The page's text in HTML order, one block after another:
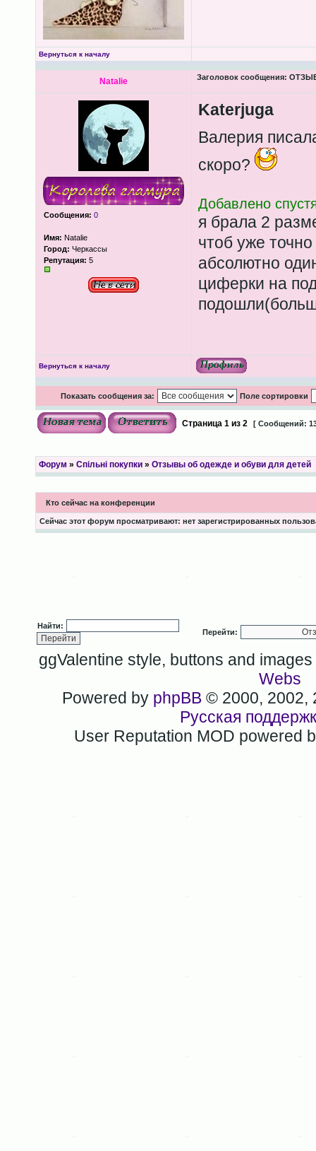
Вернуться к началу
Natalie Заголовок сообщения:
Сообщения: 0
Имя: Natalie
Город: Черкассы
Репутация: 5
Katerjuga
Валерия
скоро?
Добавлено
я брала 2
чтоб уже
абсолютно
циферки на
Вернуться к началу
Показать сообщения за: Поле сортировки
Страница 1из 2 [ Сообщений:
Форум » Спільні покупки» Отзывы об одежде и обуви для детей
Кто сейчас на конференции
Сейчас этот форум просматривают: нет зарегистрированных
Найти:
Перейти:
ggValentine style, buttons and
Webs
Powered by phpBB © 2000, 2002,
Русская
User Reputation MOD powered